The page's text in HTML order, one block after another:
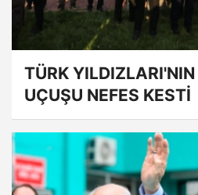
TÜRK YILDIZLARI'NIN
UÇUŞU NEFES KESTİ